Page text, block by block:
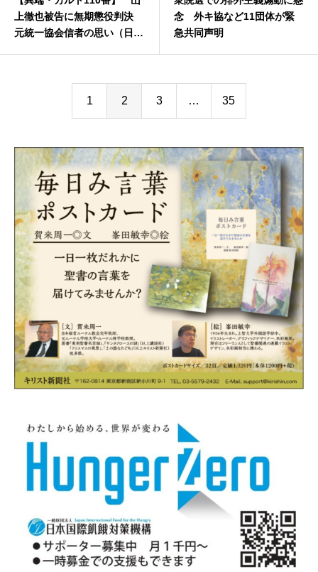
上徹也被告に無期懲役判決
元統一協会信者の思い（日本
念 外キ協など11団体が緊
急共同声明
1 2 3 … 35